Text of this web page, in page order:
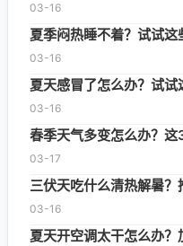
03-16
夏季闷热睡不着？试试这
03-16
夏天感冒了怎么办？试试
03-16
春季天气多变怎么办？
03-17
三伏天吃什么清热解暑
03-16
夏天开空调太干怎么办？